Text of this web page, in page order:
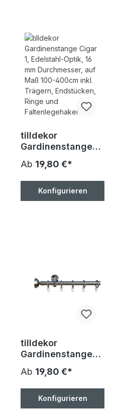
tilldekor
Gardinenstange
Optik, 16 mm
Durchmesser, auf
Maß 100-400cm
inkl. Trägern,
Ab 19,80 €*
Konfigurieren
tilldekor
Gardinenstange
Optik, 16 mm
Durchmesser, auf
Maß 100-400cm
inkl. Trägern,
Ab 19,80 €*
Konfigurieren